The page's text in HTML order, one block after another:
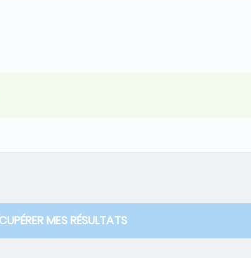
MES RÉSULTATS